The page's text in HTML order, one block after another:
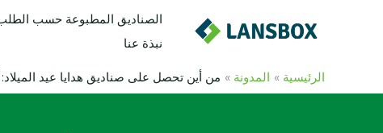
الصناديق المطبوعة حسب
نبذة عنا
الرئيسية المدونة من أين تحصل على صناديق هدايا عيد